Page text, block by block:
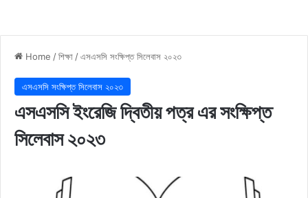
Home /শিক্ষা /এসএসসি সংক্ষিপ্ত সিলেবাস ২০২৩
এসএসসি সংক্ষিপ্ত সিলেবাস ২০২৩
এসএসসি ইংরেজি দ্বিতীয় পত্র এর সংক্ষিপ্ত
সিলেবাস ২০২৩